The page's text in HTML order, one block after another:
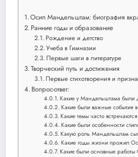
Осип Мандельштам: биография
Ранние годы и образование
Рождение и детство
Учеба в Гимназии
Первые шаги в литературе
Творческий путь и достижения
Первые стихотворения и
Вопрос-ответ:
Какие у Мандельштама были
Какие были важные
Какие темы часто
Какие были особенности
Какую роль Мандельштам
Какие годы жизни прожил
Какие были основные